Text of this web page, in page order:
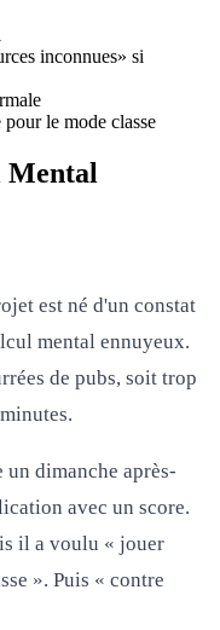
inconnues» si
le mode classe
Mental
est né d'un constat
mental ennuyeux.
de pubs, soit trop
dimanche après-
avec un score.
il a voulu « jouer
». Puis « contre